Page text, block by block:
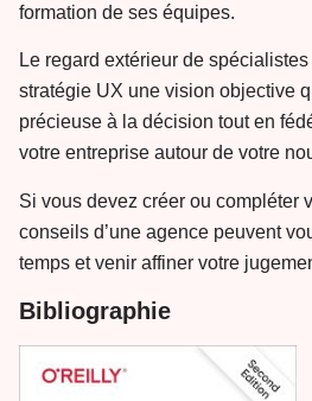
formation de ses équipes.
Le regard extérieur de
stratégie UX une vision objective
précieuse à la décision tout en
votre entreprise autour de votre
Si vous devez créer ou compléter
conseils d’une agence peuvent
temps et venir affiner votre
Bibliographie